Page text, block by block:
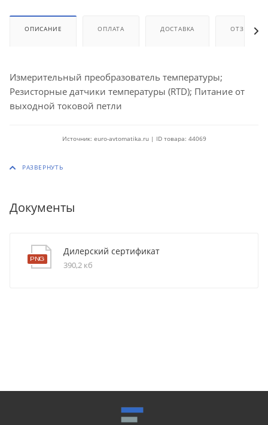
ОПИСАНИЕ ОПЛАТА ДОСТАВКА ОТЗЫВЫ
Измерительный преобразователь температуры;
Резисторные датчики температуры (RTD); Питание от
выходной токовой петли
Источник: euro-avtomatika.ru | ID товара: 44069
Документы
Дилерский сертификат
390,2 кб